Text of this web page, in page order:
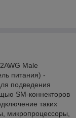
Male
питания) -
подведения
SM-коннекторов
таких
микропроцессоры,